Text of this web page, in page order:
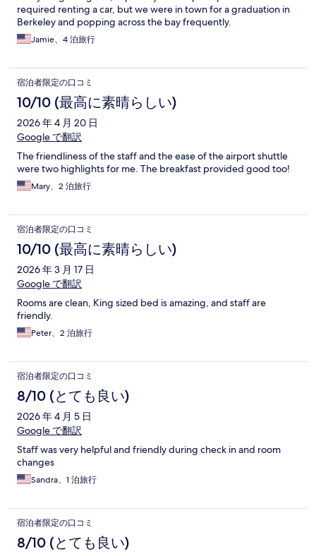
required renting a car, but we were in town for a graduation in
Berkeley and popping across the bay frequently.
Jamie、4 泊旅行
宿泊者限定の口コミ
10/10 (最高に素晴らしい)
2026 年 4 月 20 日
Google で翻訳
The friendliness of the staff and the ease of the airport shuttle
were two highlights for me. The breakfast provided good too!
Mary、2 泊旅行
宿泊者限定の口コミ
10/10 (最高に素晴らしい)
2026 年 3 月 17 日
Google で翻訳
Rooms are clean, King sized bed is amazing, and staff are
friendly.
Peter、2 泊旅行
宿泊者限定の口コミ
8/10 (とても良い)
2026 年 4 月 5 日
Google で翻訳
Staff was very helpful and friendly during check in and room
changes
Sandra、1 泊旅行
宿泊者限定の口コミ
8/10 (とても良い)